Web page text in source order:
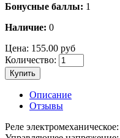
Бонусные баллы: 1
Наличие: 0
Цена: 155.00 руб
Количество:
Купить
Описание
Отзывы
Реле